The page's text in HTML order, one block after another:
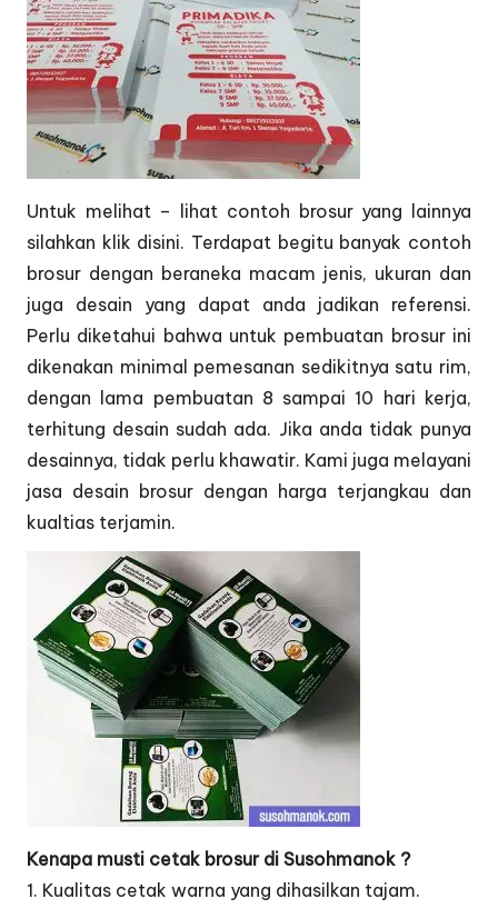
Untuk melihat – lihat contoh brosur yang lainnya
silahkan klik disini. Terdapat begitu banyak contoh
brosur dengan beraneka macam jenis, ukuran dan
juga desain yang dapat anda jadikan referensi.
Perlu diketahui bahwa untuk pembuatan brosur ini
dikenakan minimal pemesanan sedikitnya satu rim,
dengan lama pembuatan 8 sampai 10 hari kerja,
terhitung desain sudah ada. Jika anda tidak punya
desainnya, tidak perlu khawatir. Kami juga melayani
jasa desain brosur dengan harga terjangkau dan
kualtias terjamin.
Kenapa musti cetak brosur di Susohmanok ?
1. Kualitas cetak warna yang dihasilkan tajam.